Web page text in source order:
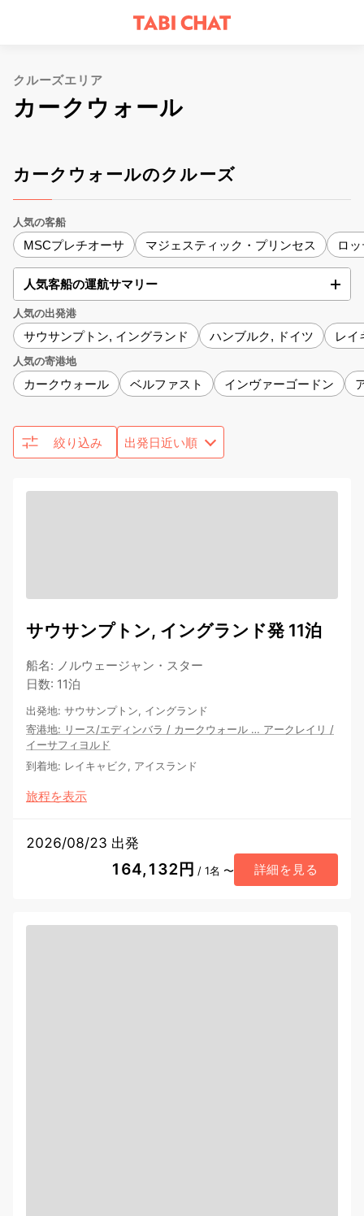
クルーズエリア
カークウォール
カークウォールのクルーズ
人気の客船
MSCプレチオーサ マジェスティック・プリンセス ロ
人気客船の運航サマリー
人気の出発港
サウサンプトン, イングランド ハンブルク, ドイツ レイ
人気の寄港地
カークウォール ベルファスト インヴァーゴードン
絞り込み
サウサンプトン, イングランド発 11泊
船名: ノルウェージャン・スター
日数: 11泊
出発地: サウサンプトン, イングランド
寄港地: リース/エディンバラ / カークウォール … アークレイリ /
イーサフィヨルド
到着地: レイキャビク, アイスランド
旅程を表示
2026/08/23 出発
164,132円 / 1名 〜 詳細を見る